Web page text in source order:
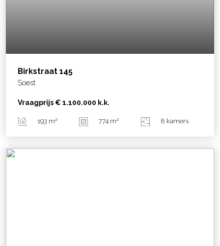
Birkstraat 145
Soest
Vraagprijs € 1.100.000 k.k.
193 m² 774 m² 8 kamers